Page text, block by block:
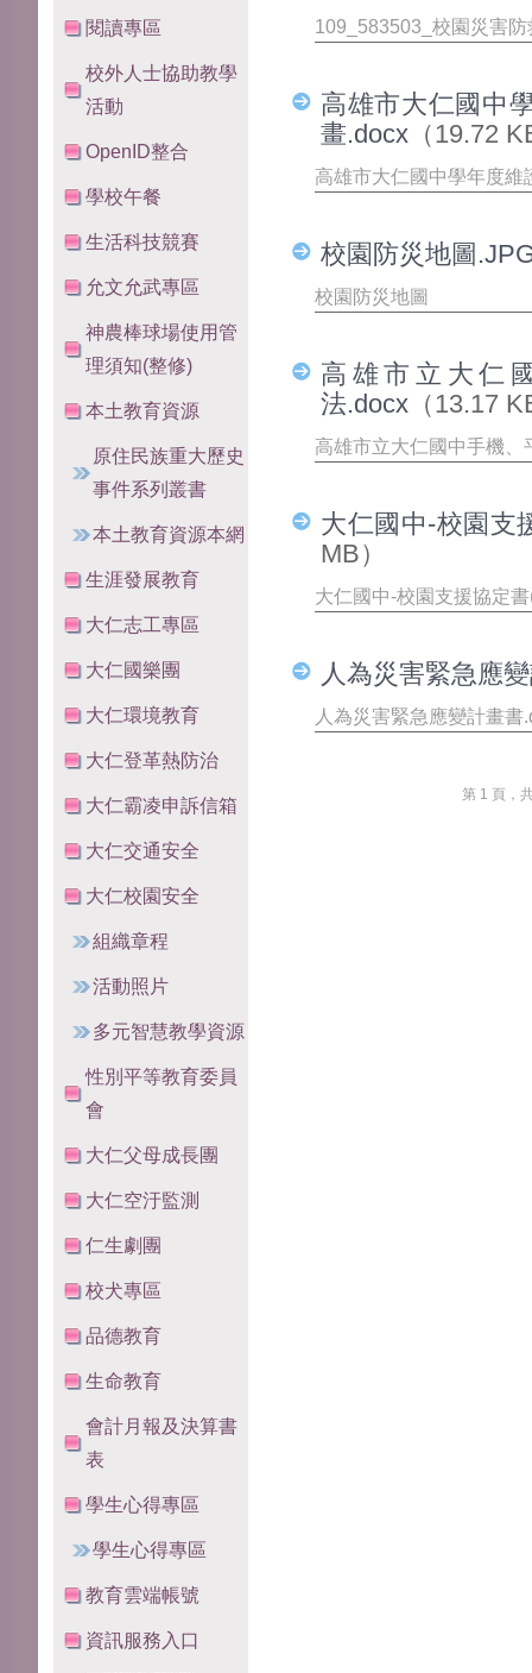
閱讀專區
校外人士協助教學
活動
OpenID整合
學校午餐
生活科技競賽
允文允武專區
神農棒球場使用管
理須知(整修)
本土教育資源
原住民族重大歷史
事件系列叢書
本土教育資源本網
生涯發展教育
大仁志工專區
大仁國樂團
大仁環境教育
大仁登革熱防治
大仁霸凌申訴信箱
大仁交通安全
大仁校園安全
組織章程
活動照片
多元智慧教學資源
性別平等教育委員
會
大仁父母成長團
大仁空汙監測
仁生劇團
校犬專區
品德教育
生命教育
會計月報及決算書
表
學生心得專區
學生心得專區
教育雲端帳號
資訊服務入口
109_583503_校園災害
高雄市大仁國中
畫.docx （19.72
高雄市大仁國中學年度
校園防災地圖
校園防災地圖
高雄市立大仁
法.docx （13.17
高雄市立大仁國中手機
大仁國中-校園支
MB）
大仁國中-校園支援協定
人為災害緊急應
人為災害緊急應變計畫
第 1 頁，